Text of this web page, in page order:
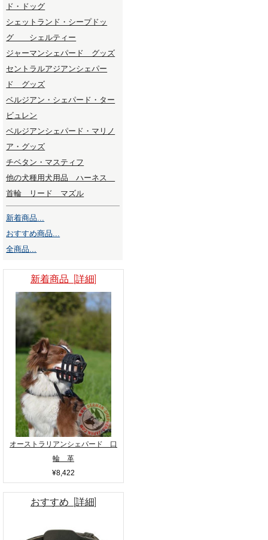
ド・ドッグ
シェットランド・シープドッ
グ シェルティー
ジャーマンシェパード グッズ
セントラルアジアンシェパー
ド グッズ
ベルジアン・シェパード・ター
ビュレン
ベルジアンシェパード・マリノ
ア・グッズ
チベタン・マスティフ
他の犬種用犬用品 ハーネス
首輪 リード マズル
新着商品...
おすすめ商品...
全商品...
新着商品 [詳細]
オーストラリアンシェパード 口
輪 革
¥8,422
おすすめ [詳細]